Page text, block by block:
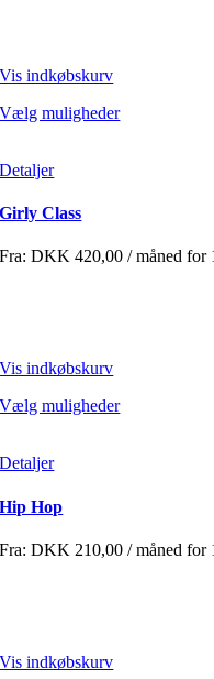
Vis indkøbskurv
Vælg muligheder
Detaljer
Girly Class
Fra:DKK 420,00 / måned for
Vis indkøbskurv
Vælg muligheder
Detaljer
Hip Hop
Fra:DKK 210,00 / måned for
Vis indkøbskurv